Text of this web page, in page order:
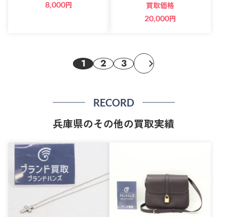
8,000円
買取価格
20,000円
1 2 3
RECORD
兵庫県のその他の買取実績